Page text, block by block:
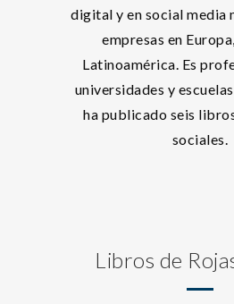
digital y en social media
empresas en
Latinoamérica. Es
universidades y
ha publicado seis
sociales.
Libros de